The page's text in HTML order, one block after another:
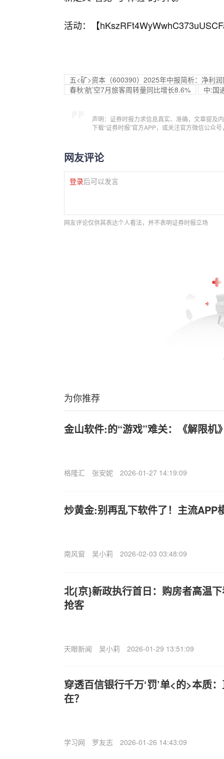
活动：【
五<矿>资本（600390）2025年中报简析：净利
春秋‘航’空7月旅客周转量同比增长8.6%
中:国
声明：证券时报力求信息真实、准确，文章提及
下载“证券时报”官方APP，或关注官方微信公众
网友评论
登录后可以发言
网友评论仅供其表达个人看法，并不表明证券时报立场
为你推荐
金山软件:的“游戏”难关：《解限机
格隆汇 张安妮 2026-01-27 14:19:09
炒黄金:别再乱下软件了！主流APP
南风窗 吴小莉 2026-02-03 03:48:09
北{京}新政执行首日：购房者高温
抢客
天眼新闻 吴小莉 2026-01-29 13:51:09
穿透百信银行千万‘罚’单<的>本质
在？
学习网 罗友志 2026-01-26 14:43:09